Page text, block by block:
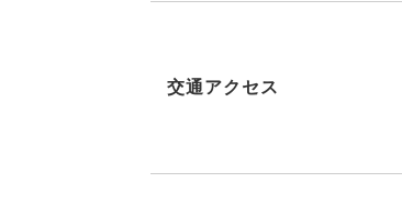
交通アクセス